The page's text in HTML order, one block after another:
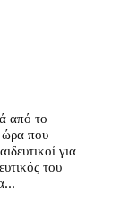
από το
ώρα που
για
του